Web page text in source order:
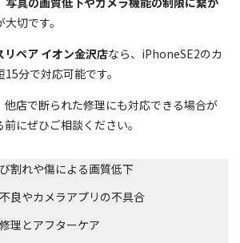
切です。
リペア イオン金沢店なら、iPhoneSE2のカ
分で対応可能です。
他店で断られた修理にも対応できる場合が
にぜひご相談ください。
割れや傷による画質低下
良やカメラアプリの不具合
理とアフターケア